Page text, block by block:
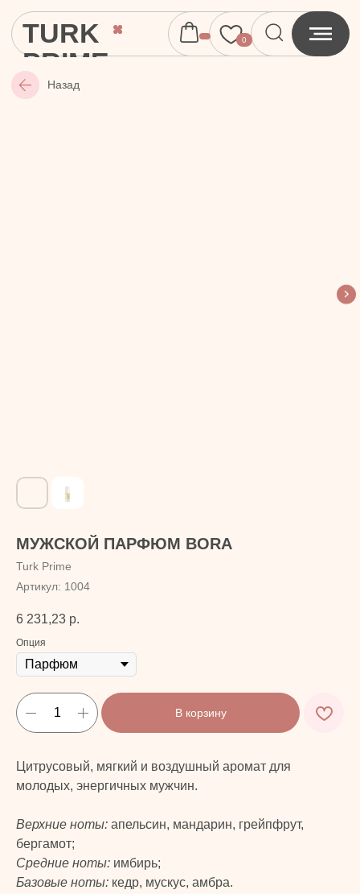
TURK
PRIME
МУЖСКОЙ ПАРФЮМ BORA
Turk Prime
Артикул: 1004
6 231,23 р.
Опция
В корзину
Цитрусовый, мягкий и воздушный аромат для
молодых, энергичных мужчин.
Верхние ноты: апельсин, мандарин, грейпфрут,
бергамот;
Средние ноты: имбирь;
Базовые ноты: кедр, мускус, амбра.